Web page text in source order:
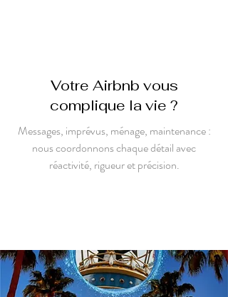
Votre Airbnb vous
complique la vie ?
Messages, imprévus, ménage, maintenance :
nous coordonnons chaque détail avec
réactivité, rigueur et précision.